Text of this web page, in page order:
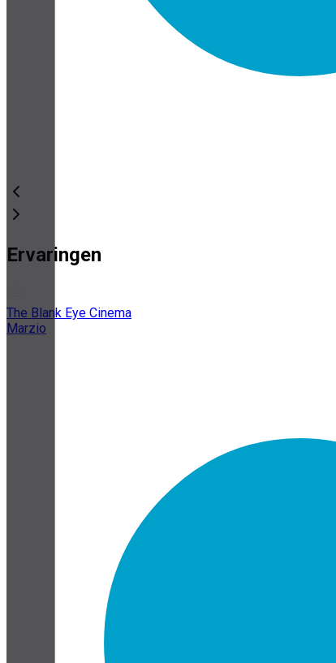
Ervaringen
The Blank Eye Cinema
Marzio